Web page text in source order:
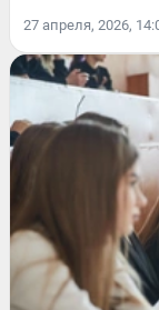
27 апреля, 2026,